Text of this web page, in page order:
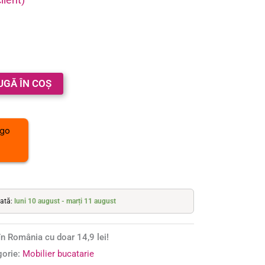
ÎN COȘ
luni 10 august - marți 11 august
România cu doar 14,9 lei!
Mobilier bucatarie